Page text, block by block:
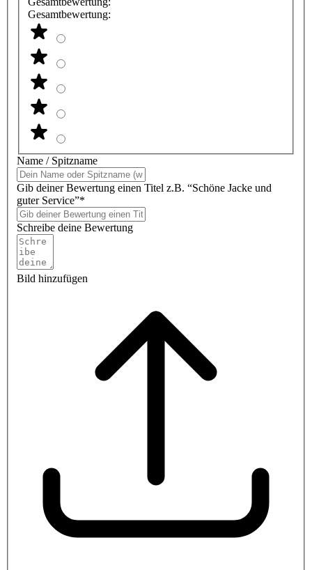
Gesamtbewertung:
Name / Spitzname
Gib deiner Bewertung einen Titel z.B. “Schöne Jacke und
guter Service”*
Schreibe deine Bewertung
Bild hinzufügen